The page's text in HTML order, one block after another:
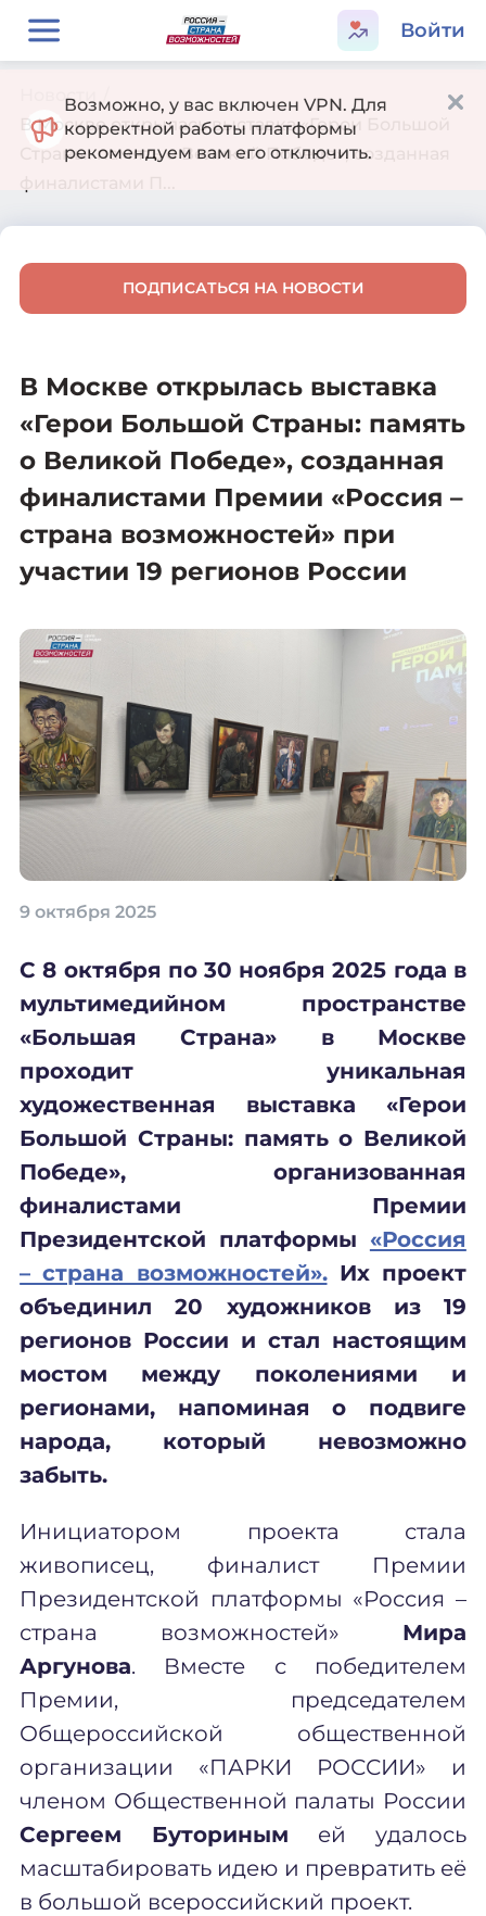
Войти
Новости
В Москве открылась выставка «Герои Большой
Страны: память о Великой Победе», созданная
ПОДПИСАТЬСЯ НА НОВОСТИ
В Москве открылась выставка
«Герои Большой Страны: память
о Великой Победе», созданная
финалистами Премии «Россия –
страна возможностей» при
участии 19 регионов России
9 октября 2025
С 8 октября по 30 ноября 2025 года в
мультимедийном пространстве
«Большая Страна» в Москве
проходит уникальная
художественная выставка «Герои
Большой Страны: память о Великой
Победе», организованная
финалистами Премии
Президентской платформы «Россия
– страна возможностей».Их проект
объединил 20 художников из 19
регионов России и стал настоящим
мостом между поколениями и
регионами, напоминая о подвиге
народа, который невозможно
забыть.
Инициатором проекта стала
живописец, финалист Премии
Президентской платформы «Россия –
страна возможностей» Мира
Аргунова. Вместе с победителем
Премии, председателем
Общероссийской общественной
организации «ПАРКИ РОССИИ» и
членом Общественной палаты России
Сергеем Буториным ей удалось
масштабировать идею и превратить её
в большой всероссийский проект.
Возможно, у вас включен VPN. Для
корректной работы платформы
рекомендуем вам его отключить.